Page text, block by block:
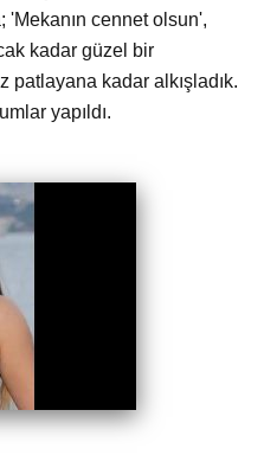
'Mekanın cennet olsun',
kadar güzel bir
kadar alkışladık.
yapıldı.